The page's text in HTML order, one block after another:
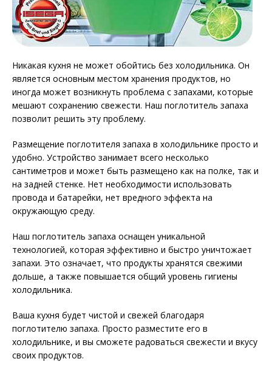
Никакая кухня не может обойтись без холодильника. Он
является основным местом хранения продуктов, но
иногда может возникнуть проблема с запахами, которые
мешают сохранению свежести. Наш поглотитель запаха
позволит решить эту проблему.
Размещение поглотителя запаха в холодильнике просто и
удобно. Устройство занимает всего несколько
сантиметров и может быть размещено как на полке, так и
на задней стенке. Нет необходимости использовать
провода и батарейки, нет вредного эффекта на
окружающую среду.
Наш поглотитель запаха оснащен уникальной
технологией, которая эффективно и быстро уничтожает
запахи. Это означает, что продукты хранятся свежими
дольше, а также повышается общий уровень гигиены
холодильника.
Ваша кухня будет чистой и свежей благодаря
поглотителю запаха. Просто разместите его в
холодильнике, и вы сможете радоваться свежести и вкусу
своих продуктов.